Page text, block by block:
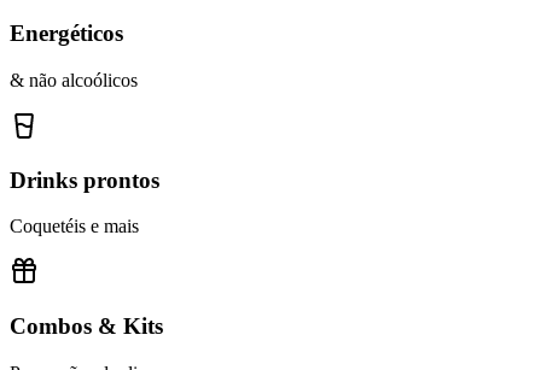
Energéticos
& não alcoólicos
Drinks prontos
Coquetéis e mais
Combos & Kits